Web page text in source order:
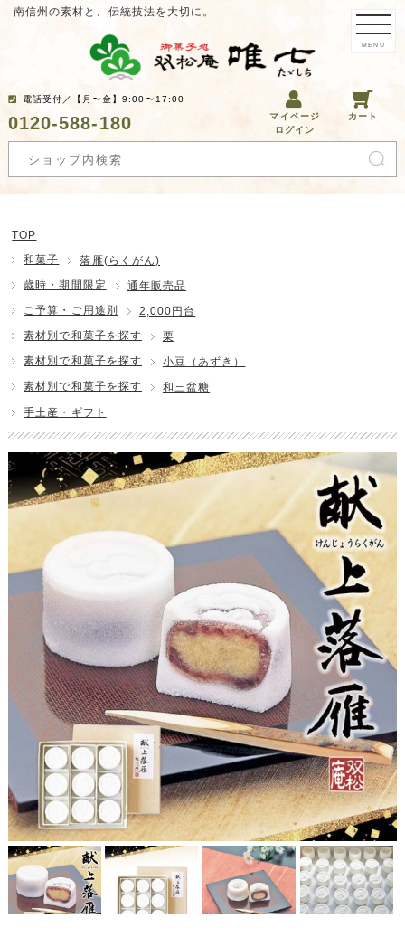
南信州の素材と、伝統技法を大切に。
電話受付／【月〜金】9:00〜17:00
0120-588-180
マイページ
ログイン
カート
MENU
TOP
和菓子
落雁(らくがん)
歳時・期間限定
通年販売品
ご予算・ご用途別
2,000円台
素材別で和菓子を探す
栗
素材別で和菓子を探す
小豆（あずき）
素材別で和菓子を探す
和三盆糖
手土産・ギフト